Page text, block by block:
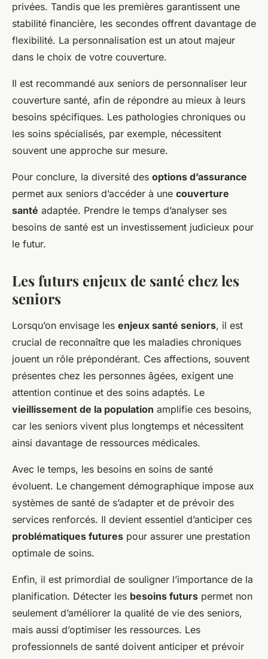
privées. Tandis que les premières garantissent une
stabilité financière, les secondes offrent davantage de
flexibilité. La personnalisation est un atout majeur
dans le choix de votre couverture.
Il est recommandé aux seniors de personnaliser leur
couverture santé, afin de répondre au mieux à leurs
besoins spécifiques. Les pathologies chroniques ou
les soins spécialisés, par exemple, nécessitent
souvent une approche sur mesure.
Pour conclure, la diversité des options d’assurance
permet aux seniors d’accéder à une couverture
santé adaptée. Prendre le temps d’analyser ses
besoins de santé est un investissement judicieux pour
le futur.
Les futurs enjeux de santé chez les
seniors
Lorsqu’on envisage les enjeux santé seniors, il est
crucial de reconnaître que les maladies chroniques
jouent un rôle prépondérant. Ces affections, souvent
présentes chez les personnes âgées, exigent une
attention continue et des soins adaptés. Le
vieillissement de la population amplifie ces besoins,
car les seniors vivent plus longtemps et nécessitent
ainsi davantage de ressources médicales.
Avec le temps, les besoins en soins de santé
évoluent. Le changement démographique impose aux
systèmes de santé de s’adapter et de prévoir des
services renforcés. Il devient essentiel d’anticiper ces
problématiques futures pour assurer une prestation
optimale de soins.
Enfin, il est primordial de souligner l’importance de la
planification. Détecter les besoins futurs permet non
seulement d’améliorer la qualité de vie des seniors,
mais aussi d’optimiser les ressources. Les
professionnels de santé doivent anticiper et prévoir